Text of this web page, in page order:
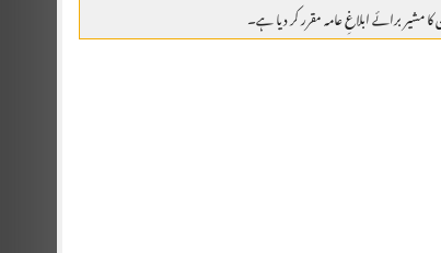
مشیر برائے ابلاغِ عامہ مقرر کر دیا ہے۔
قرآن خوانی اور خصوصی تقریب
کا عزم